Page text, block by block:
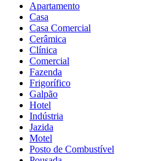
Apartamento
Casa
Casa Comercial
Cerâmica
Clínica
Comercial
Fazenda
Frigorífico
Galpão
Hotel
Indústria
Jazida
Motel
Posto de Combustível